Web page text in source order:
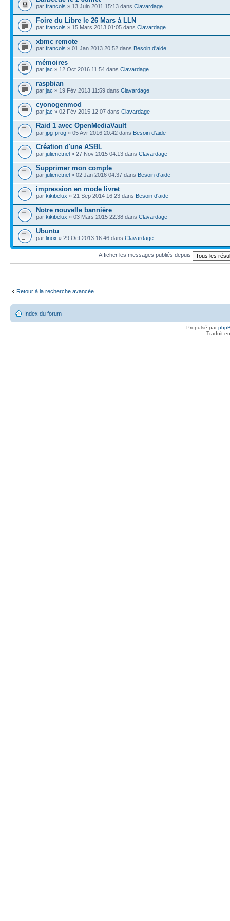
par francois » 13 Juin 2011 15:13 dans Clavardage
Foire du Libre le 26 Mars à LLN
par francois » 15 Mars 2013 01:05 dans Clavardage
xbmc remote
par francois » 01 Jan 2013 20:52 dans Besoin d'aide
mémoires
par jac » 12 Oct 2016 11:54 dans Clavardage
raspbian
par jac » 19 Fév 2013 11:59 dans Clavardage
cyonogenmod
par jac » 02 Fév 2015 12:07 dans Clavardage
Raid 1 avec OpenMediaVault
par jpg-prog » 05 Avr 2016 20:42 dans Besoin d'aide
Création d'une ASBL
par julienetnel » 27 Nov 2015 04:13 dans Clavardage
Supprimer mon compte
par julienetnel » 02 Jan 2016 04:37 dans Besoin d'aide
impression en mode livret
par kikibelux » 21 Sep 2014 16:23 dans Besoin d'aide
Notre nouvelle bannière
par kikibelux » 03 Mars 2015 22:38 dans Clavardage
Ubuntu
par linox » 29 Oct 2013 16:46 dans Clavardage
Afficher les messages publiés depuis
Retour à la recherche avancée
Index du forum
Propulsé par
Traduit